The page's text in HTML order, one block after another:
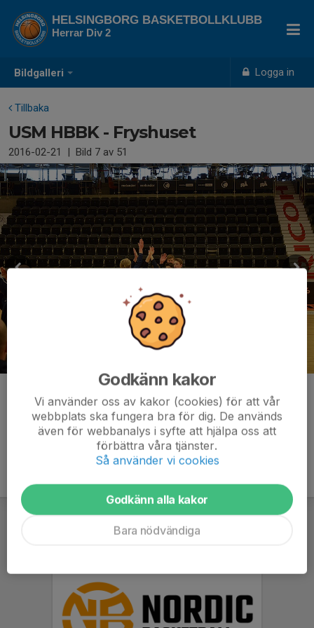
Bildgalleri Logga in
HELSINGBORG BASKETBOLLKLUBB
Herrar Div 2
Tillbaka
USM HBBK - Fryshuset
2016-02-21 | Bild 7 av 51
Kommentarer
Godkänn kakor
Vi använder oss av kakor (cookies) för att vår
webbplats ska fungera bra för dig. De används
även för webbanalys i syfte att hjälpa oss att
förbättra våra tjänster.
Så använder vi cookies
Godkänn alla kakor
Bara nödvändiga